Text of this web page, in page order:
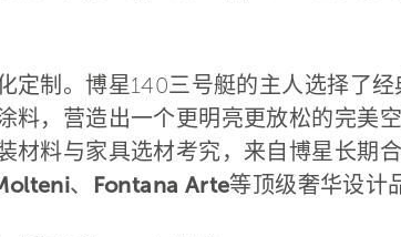
定制。博星140三号艇的主人选择了
料，营造出一个更明亮更放松的完美
材料与家具选材考究，来自博星长期
、 Fontana Arte等顶级奢华设计